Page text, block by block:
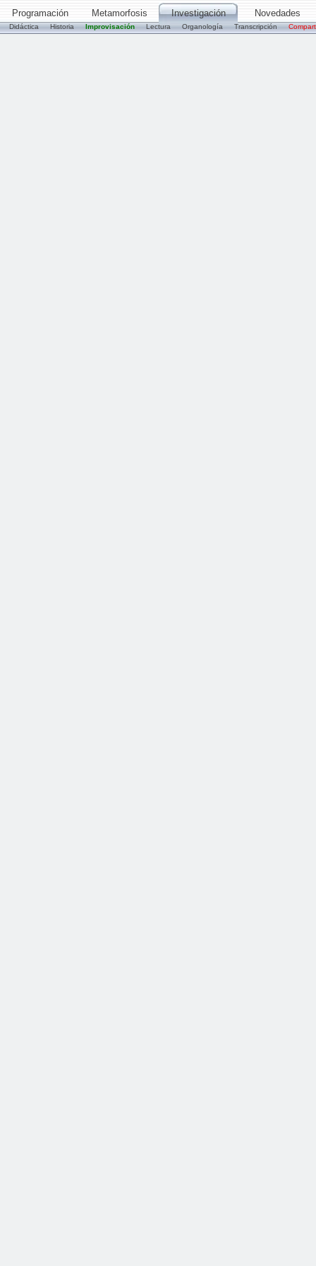
Programación Metamorfosis Investigación
Didáctica Historia Improvisación Lectura Organología Transcripción
Novedades